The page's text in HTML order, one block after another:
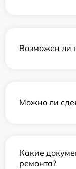
Возможен ли
Можно ли
Какие
ремонта?